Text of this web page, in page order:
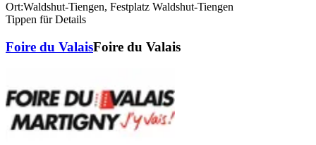
Ort:Waldshut-Tiengen, Festplatz Waldshut-Tiengen
Tippen für Details
Foire du ValaisFoire du Valais